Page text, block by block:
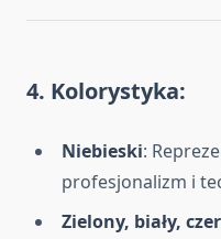
4. Kolorystyka:
Niebieski:
profesjonalizm i
Zielony, biały,